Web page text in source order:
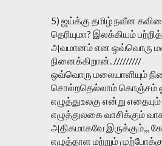
5) ஜய்க்கு தமிழ் நவீன
தெரியுமா? இலக்கியம்
அவமானம் என ஒவ்வொரு
நினைக்கிறான். /////////
ஒவ்வொரு மலையாளியும்
சொல்றதெல்லாம் கொஞ்சம்
எழுத்துஉலகு என்று
எழுத்துலகை வாசிக்கும்
அதிகமாகவே இருக்கும்,,,
எழுத்தாள மற்றும்